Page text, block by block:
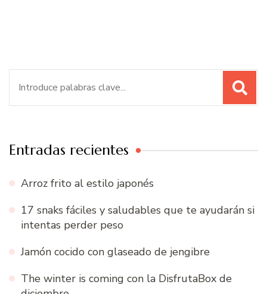
Entradas recientes
Arroz frito al estilo japonés
17 snaks fáciles y saludables que te ayudarán si
intentas perder peso
Jamón cocido con glaseado de jengibre
The winter is coming con la DisfrutaBox de